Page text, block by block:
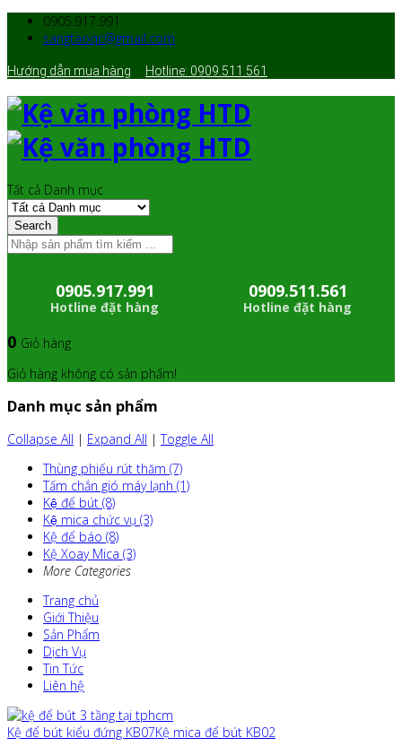
0905.917.991
sangtaoqc@gmail.com
Hướng dẫn mua hàng Hotline: 0909.511.561
Tất cả Danh mục
Search
0905.917.991
Hotline đặt hàng
0909.511.561
Hotline đặt hàng
0 Giỏ hàng
Giỏ hàng không có sản phẩm!
Danh mục sản phẩm
Collapse All | Expand All |Toggle All
Thùng phiếu rút thăm (7)
Tấm chắn gió máy lạnh (1)
Kệ để bút (8)
Kệ mica chức vụ (3)
Kệ để báo (8)
Kệ Xoay Mica (3)
More Categories
Trang chủ
Giới Thiệu
Sản Phẩm
Dịch Vụ
Tin Tức
Liên hệ
Kệ để bút kiểu đứng KB07Kệ mica để bút KB02